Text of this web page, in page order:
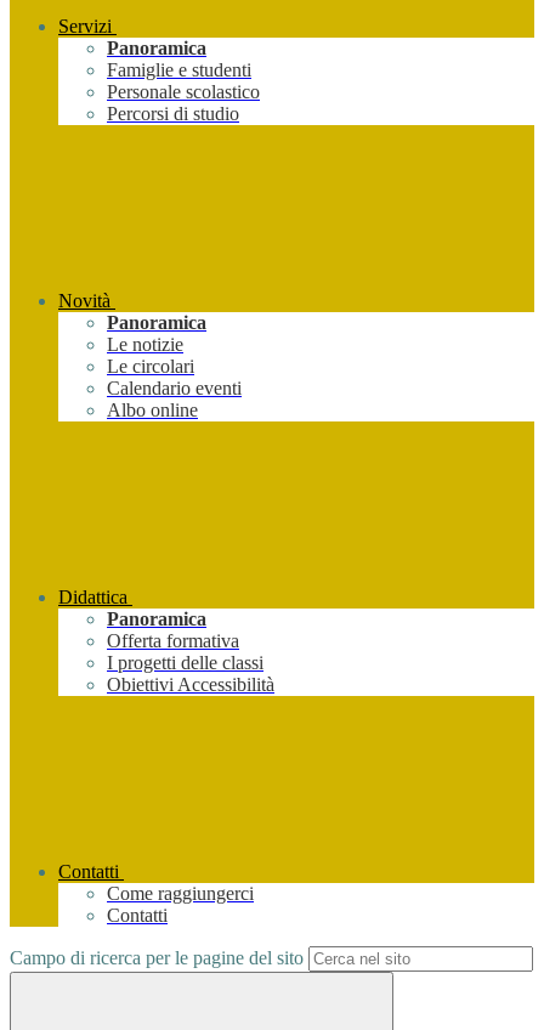
Servizi
Panoramica
Famiglie e studenti
Personale scolastico
Percorsi di studio
Novità
Panoramica
Le notizie
Le circolari
Calendario eventi
Albo online
Didattica
Panoramica
Offerta formativa
I progetti delle classi
Obiettivi Accessibilità
Contatti
Come raggiungerci
Contatti
Campo di ricerca per le pagine del sito